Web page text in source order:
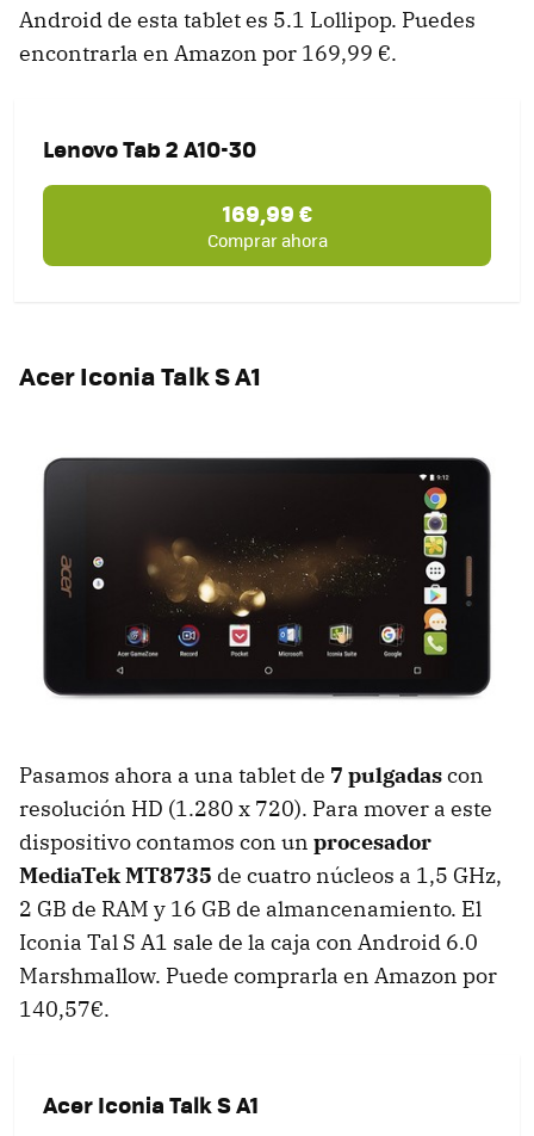
Android de esta tablet es 5.1 Lollipop. Puedes
encontrarla en Amazon por 169,99 €.
Lenovo Tab 2 A10-30
169,99 €
Comprar ahora
Acer Iconia Talk S A1
Pasamos ahora a una tablet de 7 pulgadascon
resolución HD (1.280 x 720). Para mover a este
dispositivo contamos con un procesador
MediaTek MT8735 de cuatro núcleos a 1,5 GHz,
2 GB de RAM y 16 GB de almancenamiento. El
Iconia Tal S A1 sale de la caja con Android 6.0
Marshmallow. Puede comprarla en Amazon por
140,57€.
Acer Iconia Talk S A1